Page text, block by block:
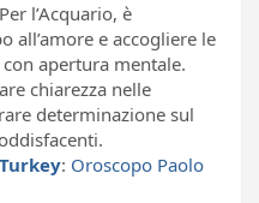
l’Acquario, è
all’amore e accogliere le
apertura mentale.
chiarezza nelle
determinazione sul
: Oroscopo Paolo